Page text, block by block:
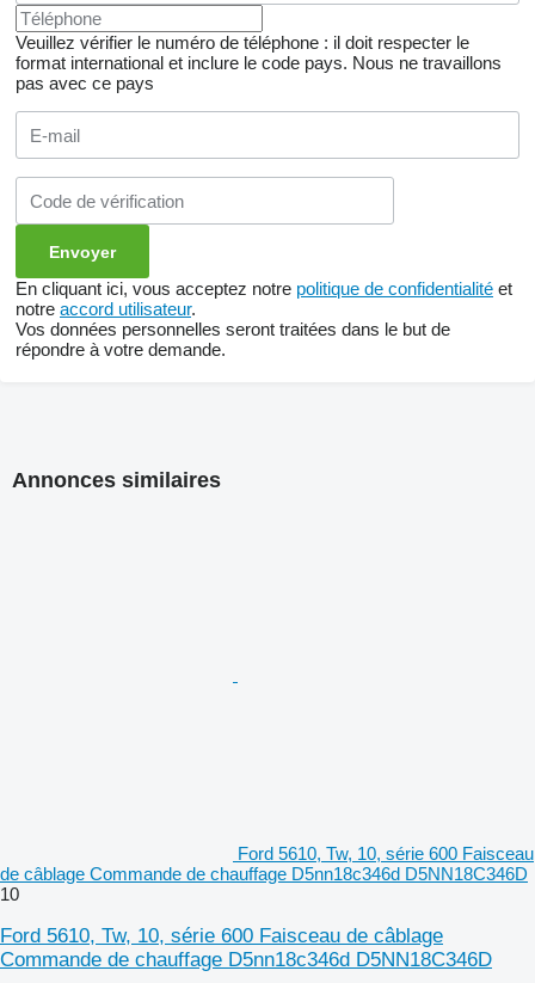
Veuillez vérifier le numéro de téléphone : il doit respecter le
format international et inclure le code pays. Nous ne travaillons
pas avec ce pays
En cliquant ici, vous acceptez notre politique de confidentialité et
notre accord utilisateur.
Vos données personnelles seront traitées dans le but de
répondre à votre demande.
Annonces similaires
Ford 5610, Tw, 10, série 600 Faisceau
de câblage Commande de chauffage D5nn18c346d D5NN18C346D
10
Ford 5610, Tw, 10, série 600 Faisceau de câblage
Commande de chauffage D5nn18c346d D5NN18C346D